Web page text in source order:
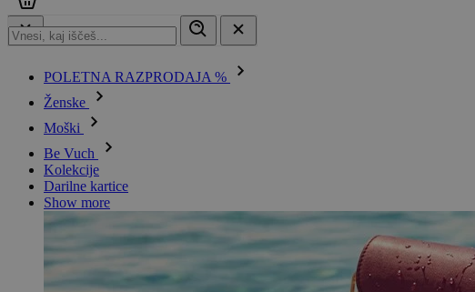
POLETNA RAZPRODAJA %
Ženske
Moški
Be Vuch
Kolekcije
Darilne kartice
Show more